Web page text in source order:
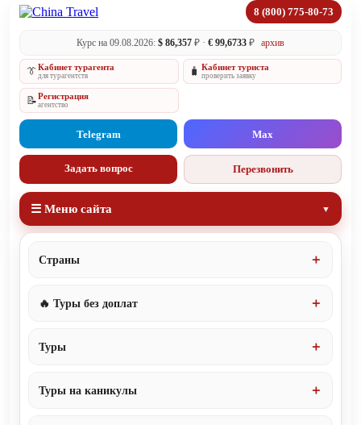
8 (800) 775-80-73
Курс на 09.08.2026: $ 86,357 ₽ · € 99,6733 ₽ архив
👔Кабинет турагента
для турагентств 🧳 Кабинет туриста
проверить заявку
📝Регистрация
агентство
Telegram Max
Задать вопрос Перезвонить
☰ Меню сайта
Страны
🔥 Туры без доплат
Туры
Туры на каникулы